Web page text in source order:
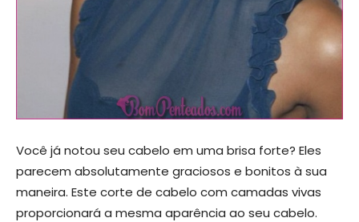
Você já notou seu cabelo em uma brisa forte? Eles
parecem absolutamente graciosos e bonitos à sua
maneira. Este corte de cabelo com camadas vivas
proporcionará a mesma aparência ao seu cabelo.